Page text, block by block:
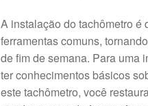
A instalação do tachômetro é
ferramentas comuns,
de fim de semana. Para uma
ter conhecimentos básicos
este tachômetro, você